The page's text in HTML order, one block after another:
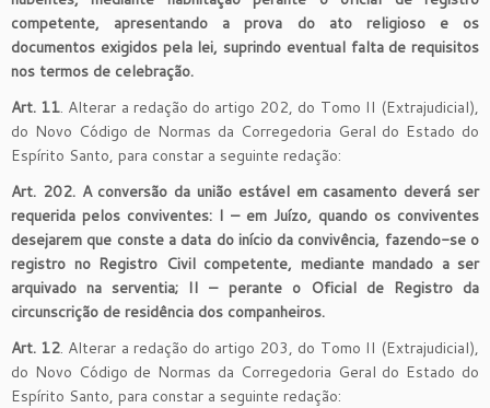
competente, apresentando a prova do ato religioso e os
documentos exigidos pela lei, suprindo eventual falta de requisitos
nos termos de celebração.
Art. 11. Alterar a redação do artigo 202, do Tomo II (Extrajudicial),
do Novo Código de Normas da Corregedoria Geral do Estado do
Espírito Santo, para constar a seguinte redação:
Art. 202. A conversão da união estável em casamento deverá ser
requerida pelos conviventes: I – em Juízo, quando os conviventes
desejarem que conste a data do início da convivência, fazendo-se o
registro no Registro Civil competente, mediante mandado a ser
arquivado na serventia; II – perante o Oficial de Registro da
circunscrição de residência dos companheiros.
Art. 12. Alterar a redação do artigo 203, do Tomo II (Extrajudicial),
do Novo Código de Normas da Corregedoria Geral do Estado do
Espírito Santo, para constar a seguinte redação: